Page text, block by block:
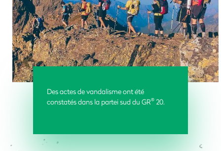
Des actes de vandalisme ont été
constatés dans la partei sud du GR® 20.